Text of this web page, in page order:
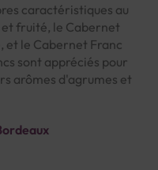
caractéristiques au
fruité, le Cabernet
et le Cabernet Franc
sont appréciés pour
arômes d'agrumes et